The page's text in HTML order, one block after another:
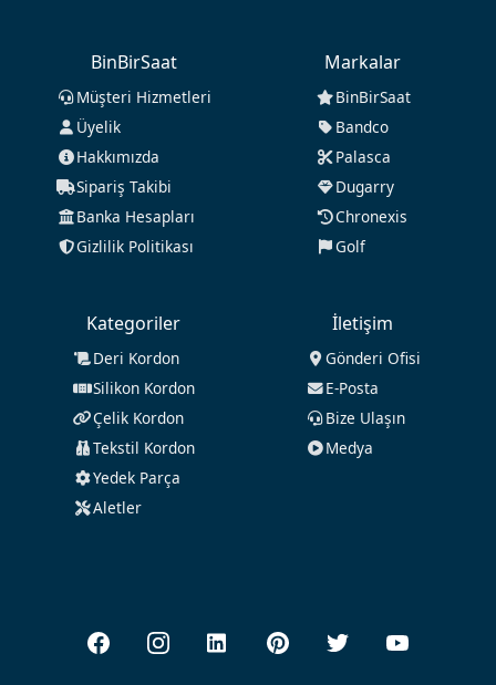
BinBirSaat
Müşteri Hizmetleri
Üyelik
Hakkımızda
Sipariş Takibi
Banka Hesapları
Gizlilik Politikası
Markalar
BinBirSaat
Bandco
Palasca
Dugarry
Chronexis
Golf
Kategoriler
Deri Kordon
Silikon Kordon
Çelik Kordon
Tekstil Kordon
Yedek Parça
Aletler
İletişim
Gönderi Ofisi
E-Posta
Bize Ulaşın
Medya